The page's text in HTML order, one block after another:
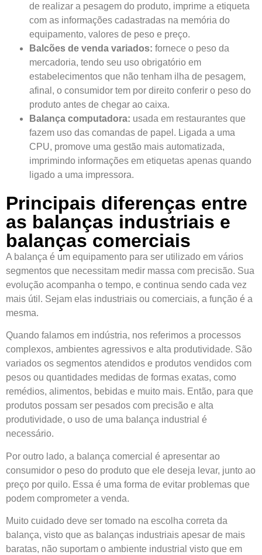
de realizar a pesagem do produto, imprime a etiqueta
com as informações cadastradas na memória do
equipamento, valores de peso e preço.
Balcões de venda variados: fornece o peso da
mercadoria, tendo seu uso obrigatório em
estabelecimentos que não tenham ilha de pesagem,
afinal, o consumidor tem por direito conferir o peso do
produto antes de chegar ao caixa.
Balança computadora: usada em restaurantes que
fazem uso das comandas de papel. Ligada a uma
CPU, promove uma gestão mais automatizada,
imprimindo informações em etiquetas apenas quando
ligado a uma impressora.
Principais diferenças entre
as balanças industriais e
balanças comerciais
A balança é um equipamento para ser utilizado em vários
segmentos que necessitam medir massa com precisão. Sua
evolução acompanha o tempo, e continua sendo cada vez
mais útil. Sejam elas industriais ou comerciais, a função é a
mesma.
Quando falamos em indústria, nos referimos a processos
complexos, ambientes agressivos e alta produtividade. São
variados os segmentos atendidos e produtos vendidos com
pesos ou quantidades medidas de formas exatas, como
remédios, alimentos, bebidas e muito mais. Então, para que
produtos possam ser pesados com precisão e alta
produtividade, o uso de uma balança industrial é
necessário.
Por outro lado, a balança comercial é apresentar ao
consumidor o peso do produto que ele deseja levar, junto ao
preço por quilo. Essa é uma forma de evitar problemas que
podem comprometer a venda.
Muito cuidado deve ser tomado na escolha correta da
balança, visto que as balanças industriais apesar de mais
baratas, não suportam o ambiente industrial visto que em